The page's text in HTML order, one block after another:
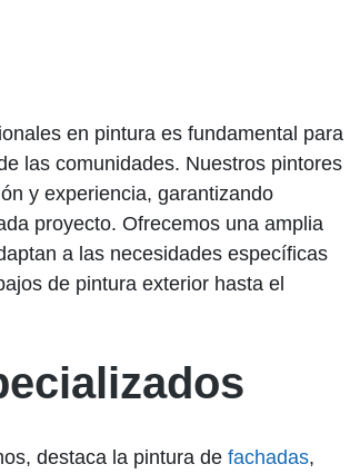
en pintura es fundamental para
las comunidades. Nuestros pintores
y experiencia, garantizando
proyecto. Ofrecemos una amplia
a las necesidades específicas
de pintura exterior hasta el
destaca la pintura de fachadas,